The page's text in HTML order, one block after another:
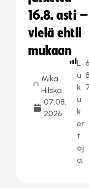
16.8. asti –
vielä ehtii
mukaan
Mika
Hilska
07.08.
2026
L
u
k
u
k
er
t
oj
a:
6
8